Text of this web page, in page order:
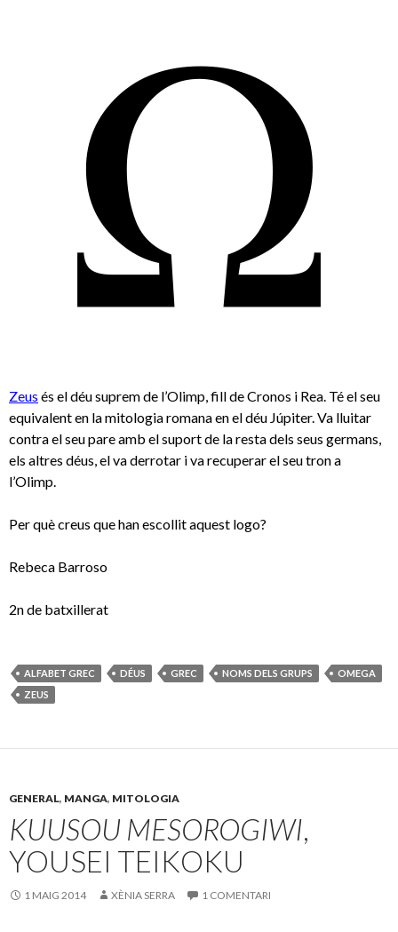
Zeus és el déu suprem de l’Olimp, fill de Cronos i Rea. Té el seu
equivalent en la mitologia romana en el déu Júpiter. Va lluitar
contra el seu pare amb el suport de la resta dels seus germans,
els altres déus, el va derrotar i va recuperar el seu tron a
l’Olimp.
Per què creus que han escollit aquest logo?
Rebeca Barroso
2n de batxillerat
ALFABET GREC DÉUS GREC NOMS DELS GRUPS
OMEGA
ZEUS
GENERAL, MANGA, MITOLOGIA
KUUSOU MESOROGIWI,
YOUSEI TEIKOKU
1 MAIG 2014 XÈNIA SERRA 1 COMENTARI